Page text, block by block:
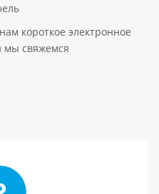
короткое электронное
мы свяжемся